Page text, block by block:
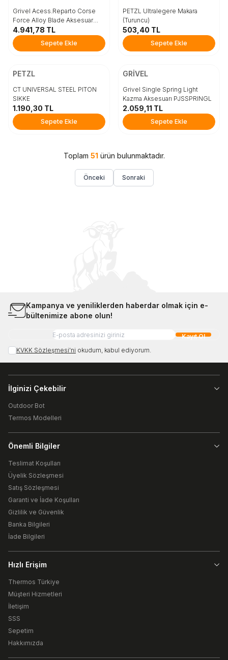
STD
Sepete Ekle
Grivel Acess.Reparto Corse
Force Alloy Blade Aksesuar
RDFABLA
4.941,78 TL
Sepete Ekle
STD
Sepete Ekle
PETZL Ultralegere Makara
(Turuncu)
503,40 TL
Sepete Ekle
Beden
5 7 9
Sepete Ekle
PETZL
CT UNIVERSAL STEEL PITON
SIKKE
1.190,30 TL
Sepete Ekle
Beden
STD
Sepete Ekle
GRİVEL
Grivel Single Spring Light
Kazma Aksesuarı PJSSPRINGL
2.059,11 TL
Sepete Ekle
Toplam 51 ürün bulunmaktadır.
Önceki Sonraki
Kampanya ve yeniliklerden haberdar olmak için e-
bültenimize abone olun!
Kayıt Ol
KVKK Sözleşmesi'ni okudum, kabul ediyorum.
İlginizi Çekebilir
Outdoor Bot
Termos Modelleri
Önemli Bilgiler
Teslimat Koşulları
Üyelik Sözleşmesi
Satış Sözleşmesi
Garanti ve İade Koşulları
Gizlilik ve Güvenlik
Banka Bilgileri
İade Bilgileri
Hızlı Erişim
Thermos Türkiye
Müşteri Hizmetleri
İletişim
SSS
Sepetim
Hakkımızda